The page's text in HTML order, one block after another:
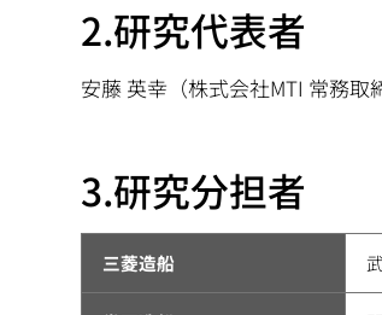
2.研究代表者
安藤 英幸（株式会社MTI 常務取
3.研究分担者
三菱造船